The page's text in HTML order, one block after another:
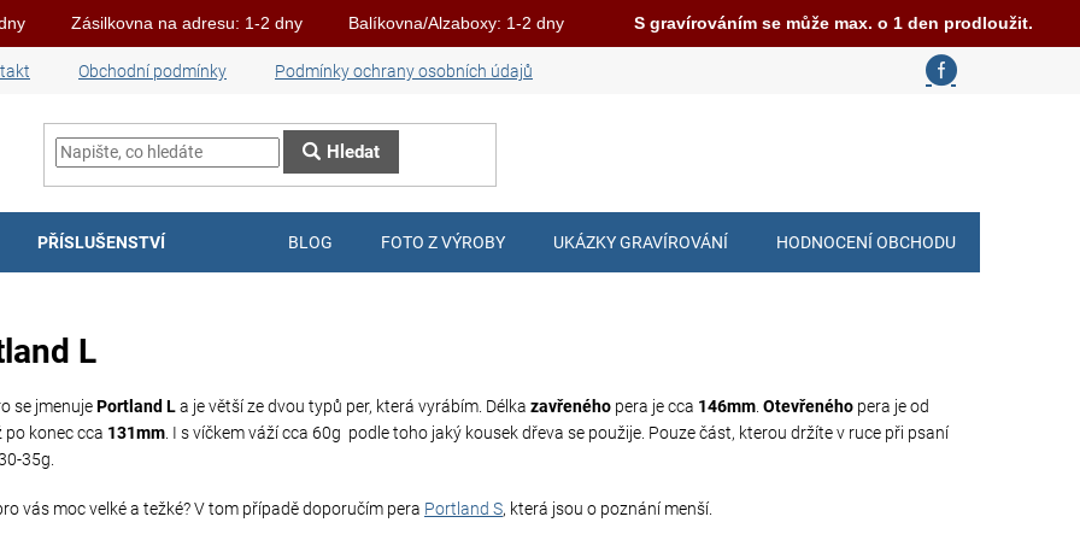
Zásilkovna na adresu: 1-2 dny Balíkovna/Alzaboxy: 1-2 dny
S gravírováním se může max. o 1 den prodloužit.
Obchodní podmínky Podmínky ochrany osobních údajů
Hledat
PŘÍSLUŠENSTVÍ BLOG FOTO Z VÝROBY UKÁZKY GRAVÍROVÁNÍ HODNOCENÍ OBCHODU
L
se jmenujePortland La je větší ze dvou typů per, která vyrábím. Délka zavřeného pera je cca 146mm Otevřeného pera je od
po konec cca 131mm . I s víčkem váží cca 60g podle toho jaký kousek dřeva se použije. Pouze část, kterou držíte v ruce při psaní
35g.
vás moc velké a težké? V tom případě doporučím pera Portland S, která jsou o poznání menší.